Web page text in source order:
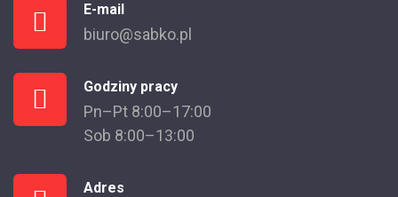
E-mail
biuro@sabko.pl
Godziny pracy
Pn–Pt 8:00–17:00
Sob 8:00–13:00
Adres